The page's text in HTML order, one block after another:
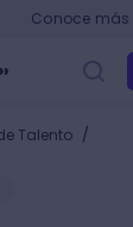
Conoce más
Talento /